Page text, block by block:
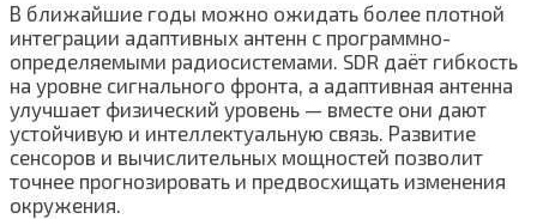
В ближайшие годы можно ожидать более плотной
интеграции адаптивных антенн с программно-
определяемыми радиосистемами. SDR даёт гибкость
на уровне сигнального фронта, а адаптивная антенна
улучшает физический уровень — вместе они дают
устойчивую и интеллектуальную связь. Развитие
сенсоров и вычислительных мощностей позволит
точнее прогнозировать и предвосхищать изменения
окружения.